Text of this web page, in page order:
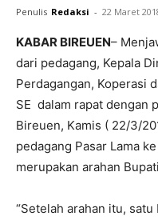
Penulis Redaksi - 22 Maret
KABAR BIREUEN–
dari pedagang, Kepala
Perdagangan, Koperasi
SE dalam rapat dengan
Bireuen, Kamis ( 22/3/
pedagang Pasar Lama
merupakan arahan
“Setelah arahan itu,